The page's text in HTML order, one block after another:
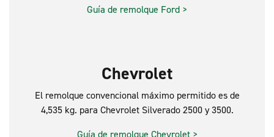
Guía de remolque Ford >
Chevrolet
El remolque convencional máximo permitido es de
4,535 kg. para Chevrolet Silverado 2500 y 3500.